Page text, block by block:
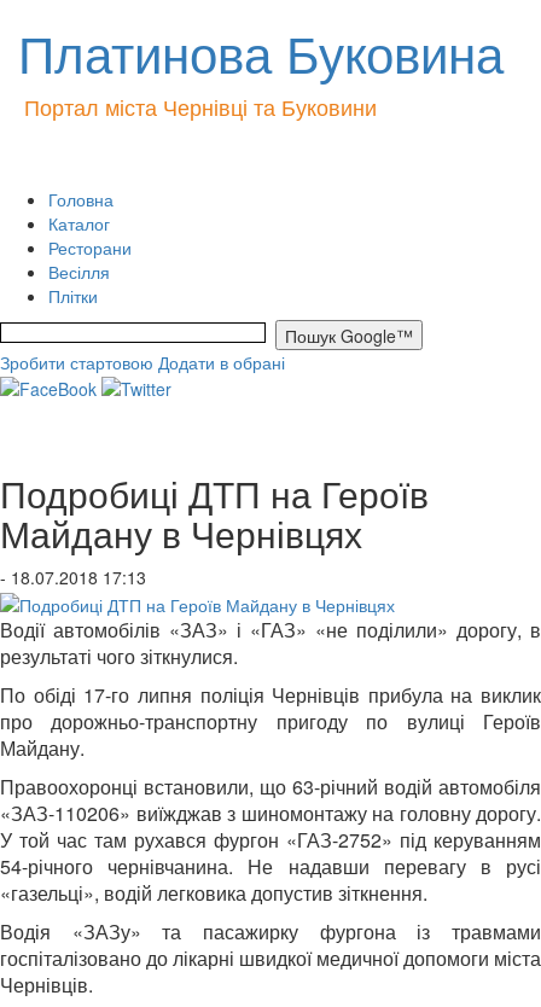
Платинова Буковина
Портал міста Чернівці та Буковини
Головна
Каталог
Ресторани
Весілля
Плітки
Зробити стартовою Додати в обрані
Подробиці ДТП на Героїв
Майдану в Чернівцях
- 18.07.2018 17:13
Водії автомобілів «ЗАЗ» і «ГАЗ» «не поділили» дорогу, в
результаті чого зіткнулися.
По обіді 17-го липня поліція Чернівців прибула на виклик
про дорожньо-транспортну пригоду по вулиці Героїв
Майдану.
Правоохоронці встановили, що 63-річний водій автомобіля
«ЗАЗ-110206» виїжджав з шиномонтажу на головну дорогу.
У той час там рухався фургон «ГАЗ-2752» під керуванням
54-річного чернівчанина. Не надавши перевагу в русі
«газельці», водій легковика допустив зіткнення.
Водія «ЗАЗу» та пасажирку фургона із травмами
госпіталізовано до лікарні швидкої медичної допомоги міста
Чернівців.